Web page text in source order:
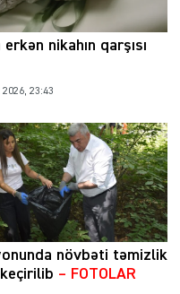
nikahın qarşısı
23:43
növbəti təmizlik
– FOTOLAR